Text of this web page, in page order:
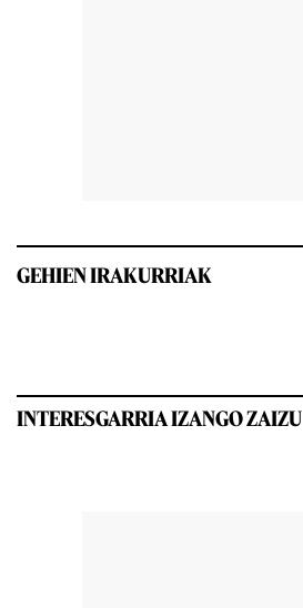
GEHIEN IRAKURRIAK
INTERESGARRIA IZANGO ZAIZU